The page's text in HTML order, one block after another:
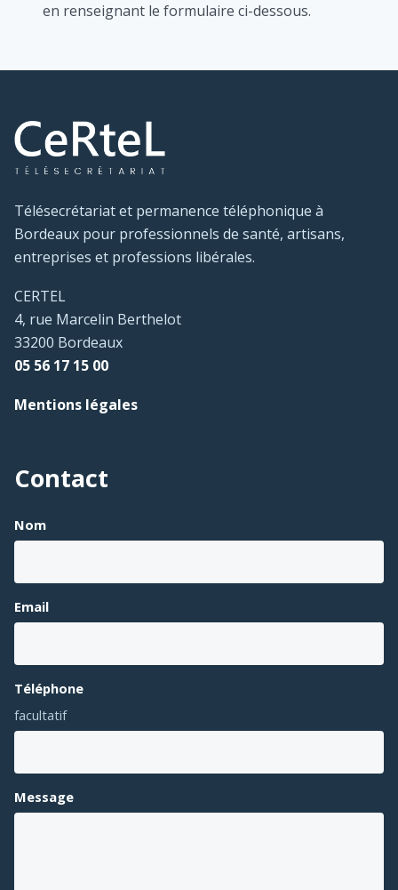
en renseignant le formulaire ci-dessous.
Télésecrétariat et permanence téléphonique à
Bordeaux pour professionnels de santé, artisans,
entreprises et professions libérales.
CERTEL
4, rue Marcelin Berthelot
33200 Bordeaux
05 56 17 15 00
Mentions légales
Contact
Nom
Email
Téléphone
facultatif
Message